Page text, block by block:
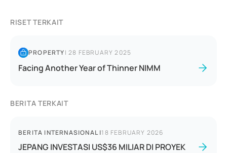
RISET TERKAIT
PROPERTY|28 FEBRUARY 2025
Facing Another Year of Thinner NIMM
BERITA TERKAIT
BERITA INTERNASIONAL |18 FEBRUARY 2026
JEPANG INVESTASI US$36 MILIAR DI PROYEK